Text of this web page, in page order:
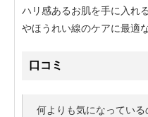
ハリ感あるお肌を手に入れ
やほうれい線のケアに最適
口コミ
何よりも気になっている